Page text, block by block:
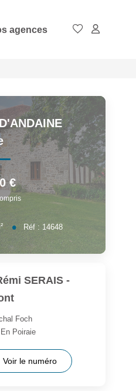
agences
€
Réf : 14648
SERAIS -
Foch
Poiraie
Voir le numéro